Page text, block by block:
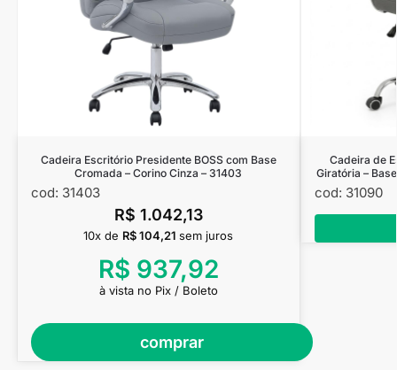
Cadeira Escritório Presidente BOSS com Base
Cromada – Corino Cinza – 31403
cod: 31403
R$ 1.042,13
comprar
10x de R$104,21 sem juros
R$ 937,92
à vista no Pix / Boleto
Cadeira de
Giratória –
cod: 31090